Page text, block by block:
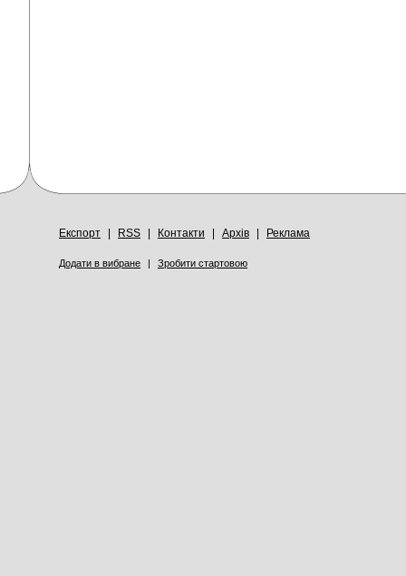
Експорт RSS Контакти Архів Реклама
Додати в вибране | Зробити стартовою